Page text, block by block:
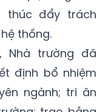
thúc đẩy trách
thống.
Nhà trường đã
định bổ nhiệm
ngành; tri ân